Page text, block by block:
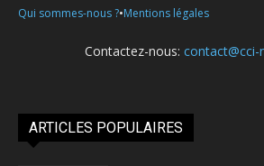
Qui sommes-nous ?•Mentions légales
Contactez-nous: contact@cci-
ARTICLES POPULAIRES